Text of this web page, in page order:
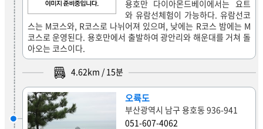
용호만 다이아몬드베이에서는 요트
와 유람선체험이 가능하다. 유람선코
스는 M코스와, R코스로 나뉘어져 있으며, 낮에는 R코스 밤에는 M
코스로 운영된다. 용호만에서 출발하여 광안리와 해운대를 거쳐 돌
아오는 코스이다.
4.62km / 15분
오륙도
부산광역시 남구 용호동 936-941
051-607-4062